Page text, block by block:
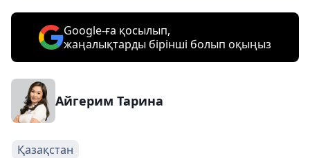
Google-ға қосылып,
жаңалықтарды бірінші болып оқыңыз
Айгерим Тарина
Қазақстан